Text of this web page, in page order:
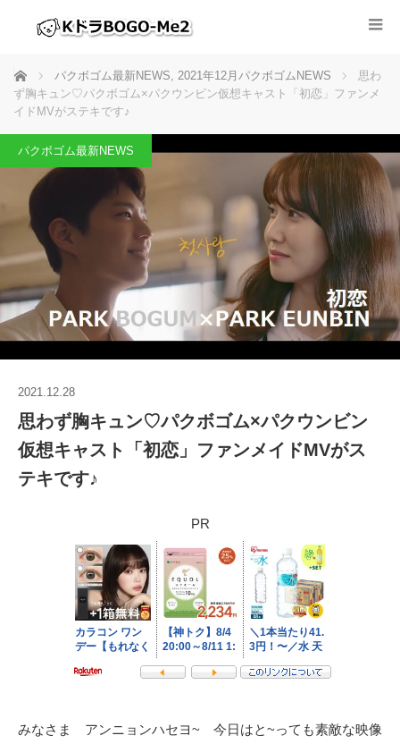
ホーム パクボゴム最新NEWS, 2021年12月パクボゴムNEWS
思わ
ず胸キュン♡パクボゴム×パクウンビン仮想キャスト「初恋」ファンメ
イドMVがステキです♪
パクボゴム最新NEWS
2021.12.28
思わず胸キュン♡パクボゴム×パクウンビン
仮想キャスト「初恋」ファンメイドMVがス
テキです♪
PR
みなさま アンニョンハセヨ~ 今日はと~っても素敵な映像